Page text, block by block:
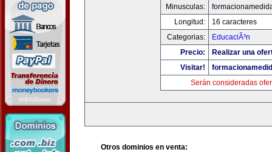
Minusculas:
Longitud:
16 caracteres
Categorias:
EducaciÃ³n
Precio:
Realizar una
Visitar!
Serán consideradas
Otros dominios en venta: